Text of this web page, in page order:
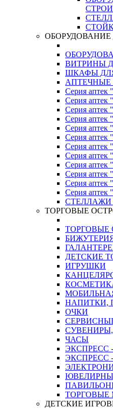
ОБОРУДОВАНИЕ
ВИТРИНЫ
ШКАФЫ
АПТЕЧНЫЕ
Серия аптек
Серия
Серия
Серия
Серия
Серия
Серия
Серия
Серия
Серия
Серия
Серия
СТЕЛЛАЖИ
ТОРГОВЫЕ
ТОРГОВЫЕ
ДЕТСКИЕ
ИГРУШКИ
НАПИТКИ,
ОЧКИ
ЧАСЫ
ЭКСПРЕСС
ЭКСПРЕСС
ТОРГОВЫЕ
ДЕТСКИЕ